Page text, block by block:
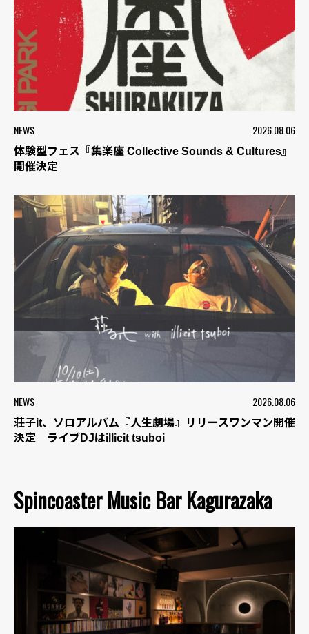
NEWS 2026.08.06
体験型フェス『集楽座 Collective Sounds & Cultures』
開催決定
NEWS 2026.08.06
荘子it、ソロアルバム『人生劇場』リリースワンマン開催
決定 ライブDJはillicit tsuboi
Spincoaster Music Bar Kagurazaka